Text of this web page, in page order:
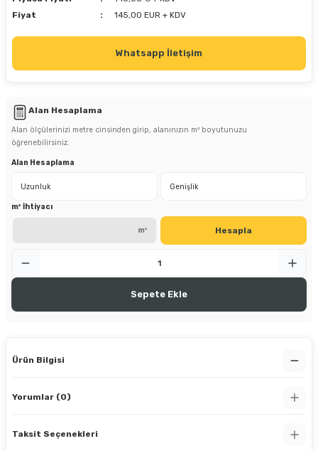
Fiyat
145,00 EUR + KDV
Whatsapp İletişim
Alan Hesaplama
Alan ölçülerinizi metre cinsinden girip, alanınızın m² boyutunuzu
öğrenebilirsiniz.
Alan Hesaplama
m² İhtiyacı
m² Hesapla
Sepete Ekle
Ürün Bilgisi
Yorumlar (0)
Taksit Seçenekleri